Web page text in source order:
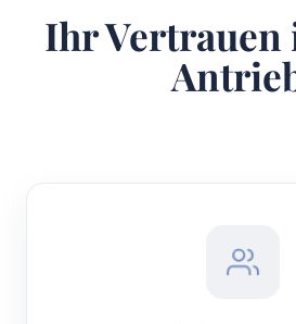
Ihr Vertrauen